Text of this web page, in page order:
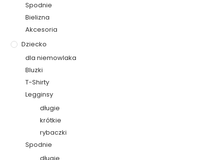
Spodnie
Bielizna
Akcesoria
Dziecko
dla niemowlaka
Bluzki
T-Shirty
Legginsy
długie
krótkie
rybaczki
Spodnie